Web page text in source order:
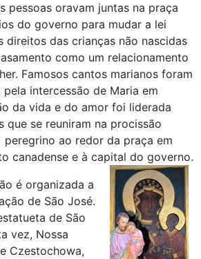
pessoas oravam juntas na praça
do governo para mudar a lei
direitos das crianças não nascidas
como um relacionamento
Famosos cantos marianos foram
intercessão de Maria em
da vida e do amor foi liderada
que se reuniram na procissão
ao redor da praça em
canadense e à capital do governo.
é organizada a
de São José.
de São
vez, Nossa
Czestochowa,